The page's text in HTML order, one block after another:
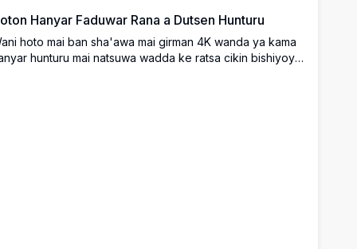
Hanyar Faduwar Rana a Dutsen Hunturu
hoto mai ban sha'awa mai girman 4K wanda ya kama
hunturu mai natsuwa wadda ke ratsa cikin bishiyoyin